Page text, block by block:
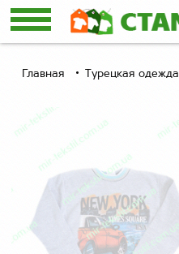
Главная Турецкая одежда